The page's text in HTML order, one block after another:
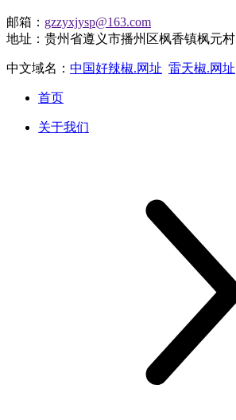
邮箱： gzzyxjysp@163.com
地址：贵州省遵义市播州区枫香镇枫元村
中文域名： 中国好辣椒.网址 雷天椒.网址
首页
关于我们